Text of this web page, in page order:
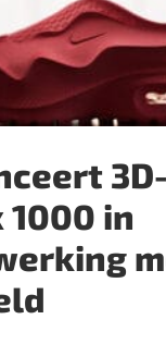
1000 in